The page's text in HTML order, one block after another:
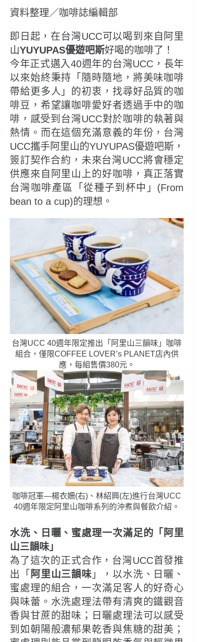
資料整理／咖啡誌編輯部
即日起，在台灣UCC可以喝到來自阿里
山YUYUPAS優遊吧斯好喝的咖啡了！
今年正式邁入40週年的台灣UCC，長年
以來始終秉持「隨時隨地，將美味咖啡
帶給更多人」的初衷，找尋好品質的咖
啡豆，希望讓咖啡愛好者透過手中的咖
啡，感受到台灣UCC對於咖啡的執著與
熱情。而在這個充滿意義的年份，台灣
UCC攜手阿里山的YUYUPAS優遊吧斯，
簽訂契作合約，未來台灣UCC將會穩定
供應來自阿里山上的好咖啡，真正落實
台灣咖啡產區「從種子到杯中」(From
bean to a cup)的理想。
台灣UCC 40週年限定推出「阿里山三韻味」咖啡
組合，僅限COFFEE LOVER’s PLANET店內供
應，每組售價380元。
咖啡冠軍—楊衣姍(右)、林紹興(左)進行台灣UCC
40週年限定阿里山咖啡系列的沖煮與餐飲介紹。
水洗、日曬、蜜處理一次滿足的「阿里
山三韻味」
為了這次的正式合作，台灣UCC首發推
出「 阿里山三韻味 」，以水洗、日曬、
蜜處理的組合，一次滿足客人的好奇心
與味蕾。水洗處理法帶有清爽的鐵觀音
香與甘蔗的甜味；日曬處理法可以感受
到如朝陽般濃郁果乾香與焦糖的甜美；